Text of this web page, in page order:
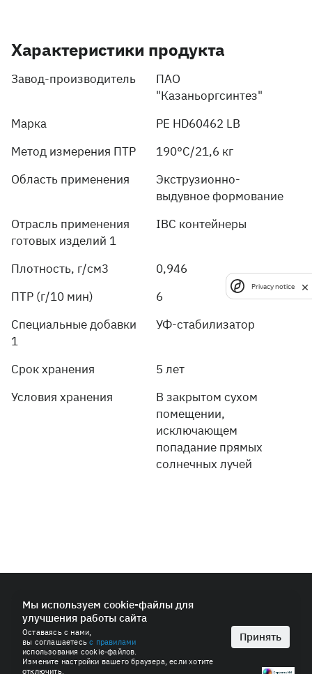
Характеристики продукта
Завод-производитель
ПАО
"Казаньоргсинтез"
Марка
PE HD60462 LB
Метод измерения ПТР
190°C/21,6 кг
Область применения
Экструзионно-
выдувное формование
Отрасль применения
готовых изделий 1
IBC контейнеры
Плотность, г/см3
0,946
ПТР (г/10 мин)
6
Специальные добавки
1
УФ-стабилизатор
Срок хранения
5 лет
Условия хранения
В закрытом сухом
помещении,
исключающем
попадание прямых
солнечных лучей
© 2026 ПАО «СИБУР-Холдинг»
Политика в области обработки персональных данных
Антимонопольная политика
Пользовательское соглашение
Мы используем cookie-файлы для
улучшения работы сайта
Оставаясь с нами,
вы соглашаетесьс правилами
использования cookie-файлов.
Измените настройки вашего браузера, если хотите
отключить.
Принять
Privacy notice